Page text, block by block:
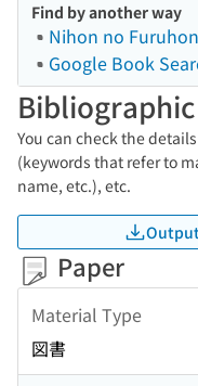
Find by another way
Nihon no
Google Book
You can check the
(keywords that refer to
name, etc.), etc.
Paper
Material Type
図書